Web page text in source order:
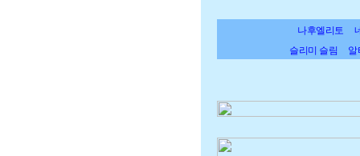
나후엘리토
슬리미 슬림
알